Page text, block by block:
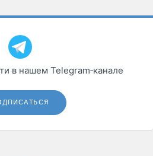
в нашем Telegram‑канале